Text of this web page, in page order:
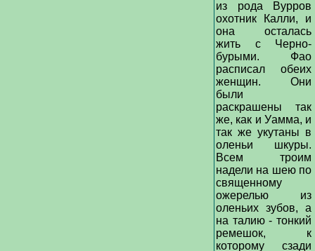
из рода Вурров
охотник Калли, и
она осталась
жить с Черно-
бурыми. Фао
расписал обеих
женщин. Они
были
раскрашены так
же, как и Уамма, и
так же укутаны в
оленьи шкуры.
Всем троим
надели на шею по
священному
ожерелью из
оленьих зубов, а
на талию - тонкий
ремешок, к
которому сзади